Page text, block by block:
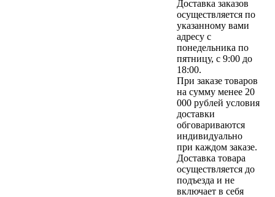
Доставка заказов
осуществляется по
указанному вами
адресу c
понедельника по
пятницу, с 9:00 до
18:00.
При заказе товаров
на сумму менее 20
000 рублей условия
доставки
обговариваются
индивидуально
при каждом заказе.
Доставка товара
осуществляется до
подъезда и не
включает в себя